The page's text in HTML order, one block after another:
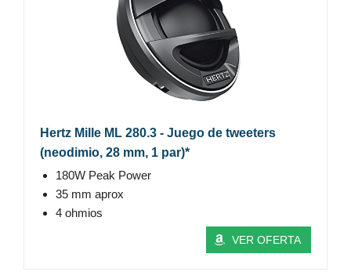
Hertz Mille ML 280.3 - Juego de tweeters
(neodimio, 28 mm, 1 par)*
180W Peak Power
35 mm aprox
4 ohmios
VER OFERTA